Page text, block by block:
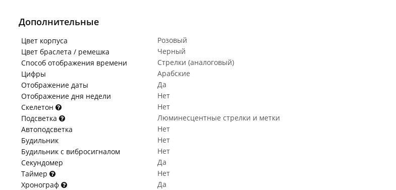
Дополнительные
Цвет корпуса
Розовый
Цвет браслета / ремешка
Черный
Способ отображения времени
Стрелки (аналоговый)
Цифры
Арабские
Отображение даты
Да
Отображение дня недели
Нет
Скелетон
Нет
Подсветка
Люминесцентные стрелки и метки
Автоподсветка
Нет
Будильник
Нет
Будильник с вибросигналом
Нет
Секундомер
Да
Таймер
Нет
Хронограф
Да